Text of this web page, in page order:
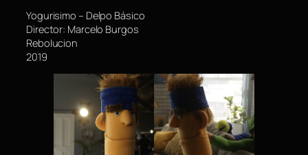
Yogurisimo – Delpo Básico
Director: Marcelo Burgos
Rebolucion
2019